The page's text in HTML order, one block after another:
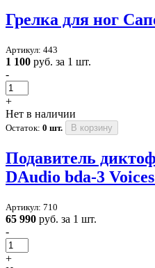
Грелка для ног
Артикул: 443
1 100 руб. за 1 шт.
-
+
Нет в наличии
Остаток: 0 шт. В корзину
Подавитель
DAudio bda-3
Артикул: 710
65 990 руб. за 1 шт.
-
+